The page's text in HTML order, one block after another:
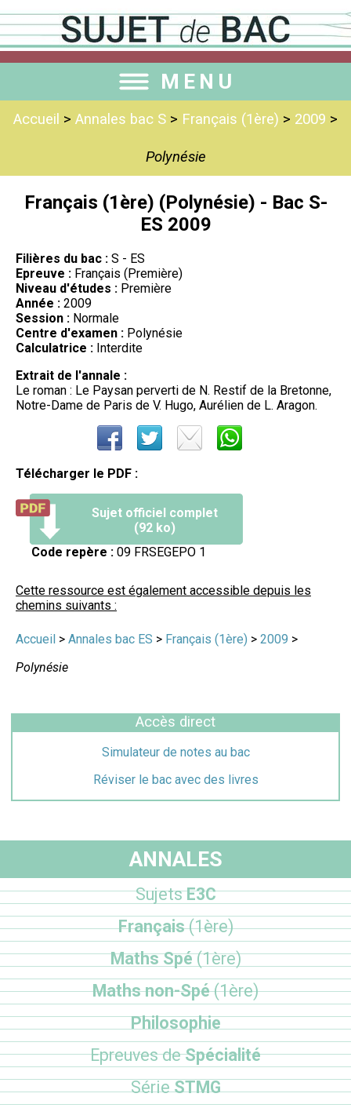
MENU
Accueil > Annales bac S > Français (1ère) > 2009 >
Polynésie
Français (1ère) (Polynésie) - Bac S-
ES 2009
Filières du bac : S - ES
Epreuve : Français (Première)
Niveau d'études : Première
Année : 2009
Session : Normale
Centre d'examen : Polynésie
Calculatrice : Interdite
Extrait de l'annale :
Le roman : Le Paysan perverti de N. Restif de la Bretonne,
Notre-Dame de Paris de V. Hugo, Aurélien de L. Aragon.
Télécharger le PDF :
Sujet officiel complet
(92 ko)
Code repère : 09 FRSEGEPO 1
Cette ressource est également accessible depuis les
chemins suivants :
Accueil > Annales bac ES > Français (1ère) > 2009 >
Polynésie
Accès direct
Simulateur de notes au bac
Réviser le bac avec des livres
ANNALES
SujetsE3C
Français(1ère)
Maths Spé(1ère)
Maths non-Spé(1ère)
Philosophie
Epreuves deSpécialité
SérieSTMG